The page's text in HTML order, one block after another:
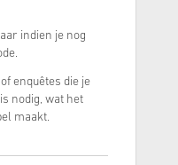
indien je nog
enquêtes die je
nodig, wat het
maakt.